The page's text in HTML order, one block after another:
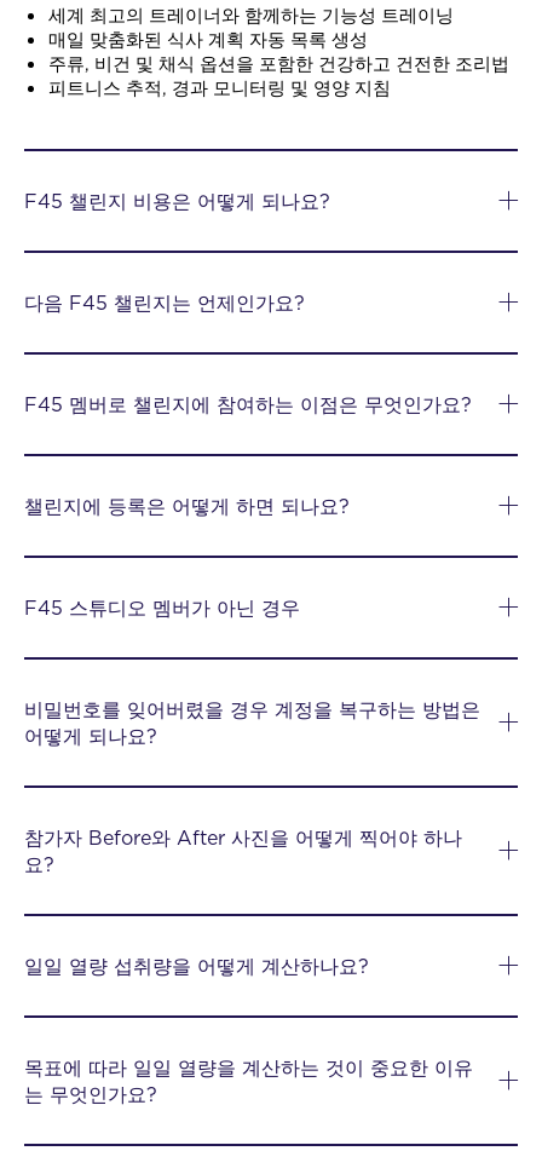
세계 최고의 트레이너와 함께하는 기능성 트레이닝
매일 맞춤화된 식사 계획 자동 목록 생성
주류, 비건 및 채식 옵션을 포함한 건강하고 건전한 조리법
피트니스 추적, 경과 모니터링 및 영양 지침
F45 챌린지 비용은 어떻게 되나요?
다음 F45 챌린지는 언제인가요?
F45 멤버로 챌린지에 참여하는 이점은 무엇인가요?
챌린지에 등록은 어떻게 하면 되나요?
F45 스튜디오 멤버가 아닌 경우
비밀번호를 잊어버렸을 경우 계정을 복구하는 방법은
어떻게 되나요?
참가자 Before와 After 사진을 어떻게 찍어야 하나
요?
일일 열량 섭취량을 어떻게 계산하나요?
목표에 따라 일일 열량을 계산하는 것이 중요한 이유
는 무엇인가요?